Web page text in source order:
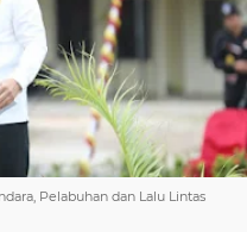
Pelabuhan dan Lalu Lintas